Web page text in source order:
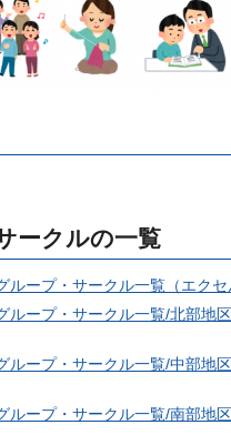
ークルの一覧
ループ・サークル一覧（エクセ
ループ・サークル一覧/北部地区
ループ・サークル一覧/中部地区
ループ・サークル一覧/南部地区